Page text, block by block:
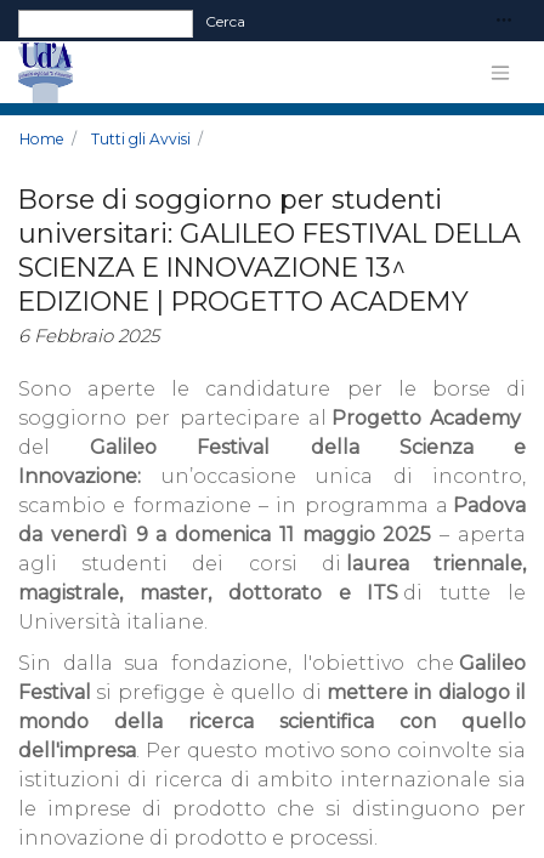
Form di ricerca
Cerca
Home Tutti gli Avvisi
Borse di soggiorno per studenti
universitari: GALILEO FESTIVAL DELLA
SCIENZA E INNOVAZIONE 13^
EDIZIONE | PROGETTO ACADEMY
6 Febbraio 2025
Sono aperte le candidature per le borse di
soggiorno per partecipare al
Progetto Academy
del Galileo Festival della Scienza e
Innovazione: un’occasione unica di incontro,
scambio e formazione – in programma a Padova
da venerdì 9 a domenica 11 maggio 2025 – aperta
agli studenti dei corsi di
laurea triennale,
magistrale, master, dottorato e ITS di tutte le
Università italiane.
Sin dalla sua fondazione, l'obiettivo che Galileo
Festival si prefigge è quello di mettere in dialogo il
mondo della ricerca scientifica con quello
dell'impresa. Per questo motivo sono coinvolte sia
istituzioni di ricerca di ambito internazionale sia
le imprese di prodotto che si distinguono per
innovazione di prodotto e processi.